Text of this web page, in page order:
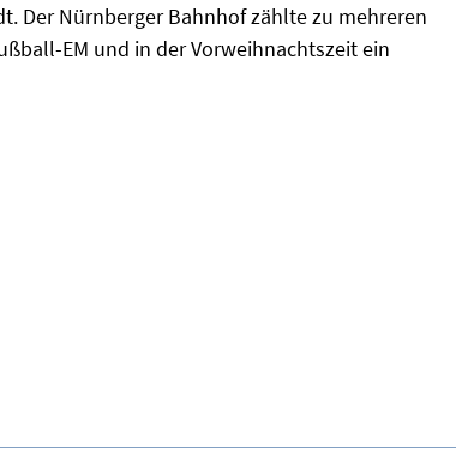
Der Nürnberger Bahnhof zählte zu mehreren
EM und in der Vorweihnachtszeit ein